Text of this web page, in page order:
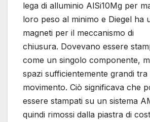
lega di alluminio AlSi10Mg per
loro peso al minimo e Diegel ha
magneti per il meccanismo di
chiusura. Dovevano essere
come un singolo componente,
spazi sufficientemente grandi
movimento. Ciò significava che
essere stampati su un sistema
quindi rimossi dalla piastra di